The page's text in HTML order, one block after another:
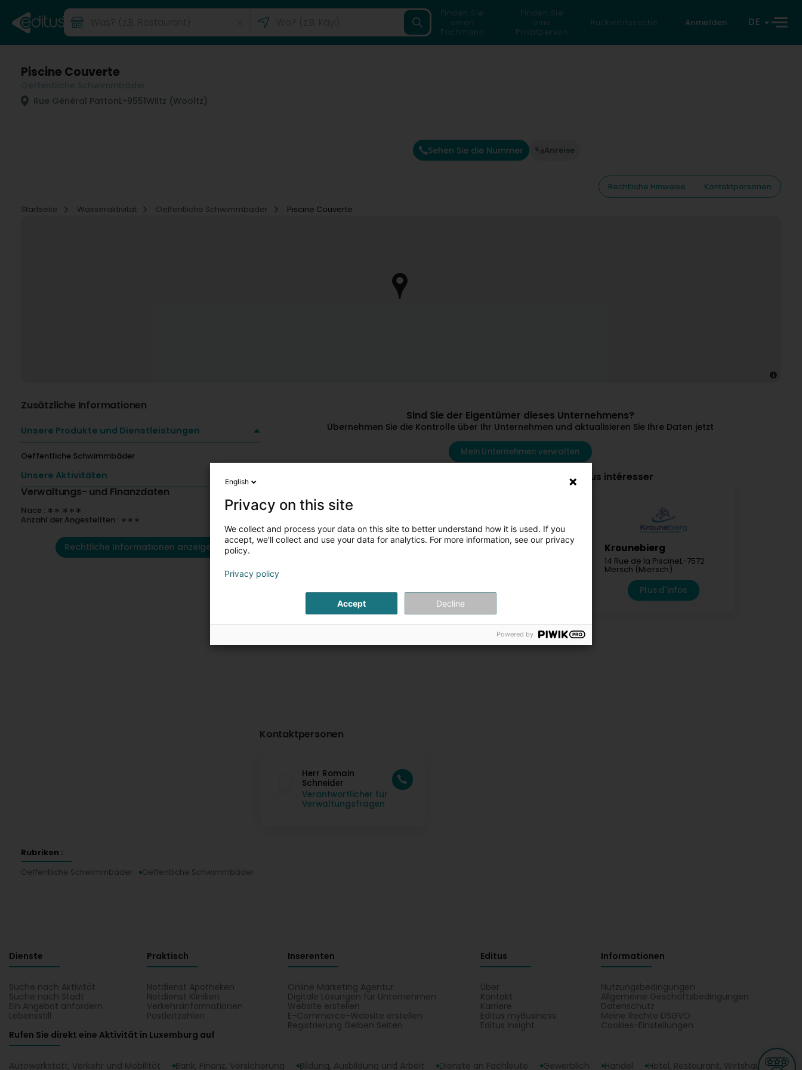
Finden Sie
einen
Fachmann
Finden Sie
eine
Privatperson
Rückwärtssuche Anmelden DE
Piscine Couverte
Rue Général PattonL-9551Wiltz (Wooltz)
Sehen Sie die Nummer Anreise
Rechtliche Hinweise
Kontaktpersonen
Startseite
Wasseraktivität Oeffentliche Schwimmbäder Piscine Couverte
Zusätzliche Informationen
Unsere Produkte und Dienstleistungen
Oeffentliche Schwimmbäder
Unsere Aktivitäten
Verwaltungs- und Finanzdaten
Nace : ∗∗.∗∗∗
Anzahl der Angestellten : ∗∗∗
Rechtliche Informationen anzeigen
Sind Sie der Eigentümer dieses Unternehmens?
Übernehmen Sie die Kontrolle über Ihr Unternehmen und aktualisieren Sie Ihre Daten jetzt
Mein Unternehmen verwalten
D'autres professionnels qui pourraient vous intéresser
Nordpool
Plus d'infos
AquaNat'our Krounebierg
14 Rue de la PiscineL-7572
Mersch (Miersch)
Plus d'infos
Kontaktpersonen
Herr Romain
Schneider
Verantwortlicher für
Verwaltungsfragen
Rubriken :
Oeffentliche Schwimmbäder
Oeffentliche Schwimmbäder
Dienste
Suche nach Aktivität
Suche nach Stadt
Ein Angebot anfordern
Lebensstill
Praktisch
Notdienst Apotheken
Notdienst Kliniken
Verkehrsinformationen
Postleitzahlen
Inserenten
Online Marketing Agentur
Digitale Lösungen für Unternehmen
Website erstellen
E-Commerce-Website erstellen
Registrierung Gelben Seiten
Editus
Über
Kontakt
Karriere
Editus myBusiness
Editus Insight
Informationen
Nutzungsbedingungen
Allgemeine Geschäftsbedingungen
Datenschutz
Meine Rechte DSGVO
Cookies-Einstellungen
Rufen Sie direkt eine Aktivität in Luxemburg auf
Autowerkstatt, Verkehr und Mobilität Bank, Finanz, Versicherung Bildung, Ausbildung und Arbeit Dienste an Fachleute Gewerblich Handel
Hotel, Restaurant, Wirtshaus
English
Privacy on this site
We collect and process your data on this site to better understand how it is used. If you
accept, we'll collect and use your data for analytics. For more information, see our privacy
policy.
Privacy policy
Accept Decline
Powered by